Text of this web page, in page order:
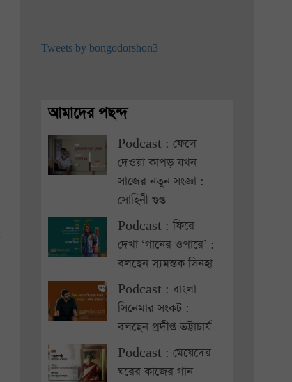
Tweets by bongodorshon3
আমাদের পছন্দ
Podcast : ফেলে
দেওয়া কাপড় যখন
সাজের নতুন সংজ্ঞা :
সোহিনী গুপ্ত
Podcast : ফিরে
দেখা ‘গানের ওপারে’ :
বলছেন স্যমন্তক সিনহা
Podcast : বাংলা
সিনেমার সংকট :
বলছেন প্রদীপ্ত ভট্টাচার্য
Podcast : মেয়েদের
ঘরের কাজের গান –